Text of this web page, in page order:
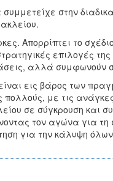
συμμετείχε στην
Απορρίπτει το
επιλογές
αλλά συμφωνούν
εις βάρος των
πολλούς, με τις
σε σύγκρουση και
τον αγώνα για
για την κάλυψη